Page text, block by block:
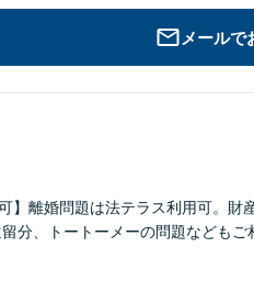
メールで
】離婚問題は法テラス利用可。財
分、トートーメーの問題なども